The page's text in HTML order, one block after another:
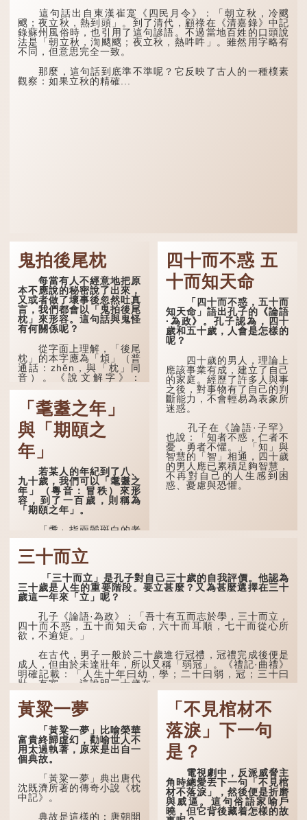
這句話出自東漢崔寔《四民月令》：「朝立秋，冷颼
颼；夜立秋，熱到頭」。到了清代，顧祿在《清嘉錄》中記
錄蘇州風俗時，也引用了這句諺語。不過當地百姓的口頭說
法是「朝立秋，渹颼颼；夜立秋，熱吽吽」。雖然用字略有
不同，但意思完全一致。
那麼，這句話到底準不準呢？它反映了古人的一種樸素
觀察：如果立秋的精確...
鬼拍後尾枕
每當有人不經意地把原
本不應說的秘密說了出來，
又或者做了壞事後忽然吐真
言，我們都會以「鬼拍後尾
枕」來形容。這句話與鬼怪
有何關係呢？
從字面上理解，「後尾
枕」的本字應為「䪴」（普
通話：zhěn，與「枕」同
音）。《說文解字》：
後部與枕頭接觸的地方。
民間流傳有一種說法，
人會將一些不欲為人所知的
記憶藏於頸後之處。如果忽
然吐真言，就好像被不明東
西（如鬼魂）在後腦拍了一
下，藏在腦中的秘密便脫口
而出。因此「鬼拍...
「耄耋之年」
與「期頤之
年」
若某人的年紀到了八、
九十歲，我們可以「耄耋之
年」（粵音：冒秩）來形
容，到了一百歲，則稱為
「期頤之年」。
「耄」指兩鬢斑白的老
人家，亦含有思想紊亂的意
思；「耋」更有跌倒的意
思，也是用來形容老人家
曹操《對酒歌》就曾寫
道：「耄耋皆得以壽終，恩
到了一百歲呢？
頤」。《禮記.曲禮上》：
「百年曰期頤。」鄭玄註：
「期，猶要也；頤，養也。
不知衣服食味，孝子要盡養
道...
四十而不惑 五
十而知天命
「四十而不惑，五十而
知天命」語出孔子的《論語
·為政》。孔子認為，四十
歲和五十歲，人會是怎樣的
呢？
四十歲的男人，理論上
應該事業有成，建立了自己
的家庭。經歷了許多人與事
之後，對事物有了自己的判
斷能力，不會輕易為表象所
迷惑。
孔子在《論語·子罕》
也說：「知者不惑，仁者不
憂，勇者不懼。」「知」與
智慧的「智」相通，四十歲
的男人應已累積足夠智慧，
不再對自己的人生感到困
惑、憂慮與恐懼。
三十而立
「三十而立」是孔子對自己三十歲的自我評價。他認為
三十歲是人生的重要階段。要立甚麼？又為甚麼選擇在三十
歲這一年來「立」呢？
孔子《論語·為政》：「吾十有五而志於學，三十而立，
四十而不惑，五十而知天命，六十而耳順，七十而從心所
欲，不逾矩。」
在古代，男子一般於二十歲進行冠禮，冠禮完成後便是
成人，但由於未達壯年，所以又稱「弱冠」。《禮記·曲禮》
明確記載：「人生十年曰幼，學；二十曰弱，冠；三十曰
壯，有室。」這說明三十歲在...
黃粱一夢
「黃粱一夢」比喻榮華
富貴終歸虛幻，勸喻世人不
用太過執著，原來是出自一
個典故。
「黃粱一夢」典出唐代
沈既濟所著的傳奇小說《枕
中記》。
典故是這樣的：唐朝開
「不見棺材不
落淚」下一句
是？
電視劇中，反派威脅主
角時總愛丟下一句「不見棺
材不落淚」，然後便是折磨
與威逼。這句俗語家喻戶
曉，但它背後藏着怎樣的故